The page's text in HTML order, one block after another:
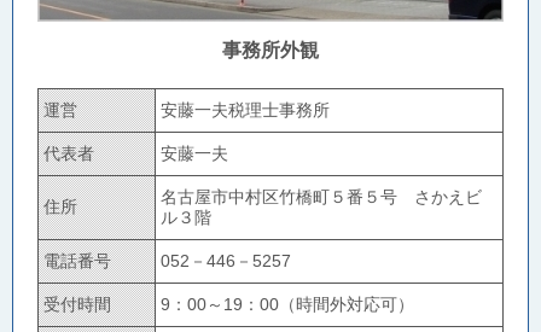
事務所外観
運営 安藤一夫税理士事務所
代表者 安藤一夫
住所
名古屋市中村区竹橋町５番５号 さかえビ
ル３階
電話番号 052－446－5257
受付時間 9：00～19：00（時間外対応可）